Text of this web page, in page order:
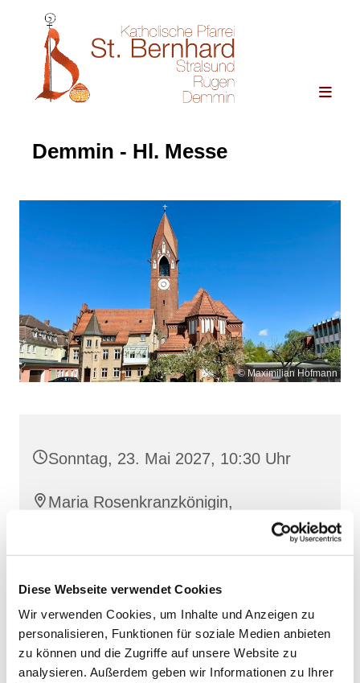
Diese Webseite verwendet Cookies
Wir verwenden Cookies, um Inhalte und Anzeigen zu
personalisieren, Funktionen für soziale Medien anbieten
zu können und die Zugriffe auf unsere Website zu
analysieren. Außerdem geben wir Informationen zu Ihrer
Demmin - Hl. Messe
© Maximilian Hofmann
Sonntag, 23. Mai 2027, 10:30 Uhr
Maria Rosenkranzkönigin,
Reiferstraße 2A, 17109 Demmin